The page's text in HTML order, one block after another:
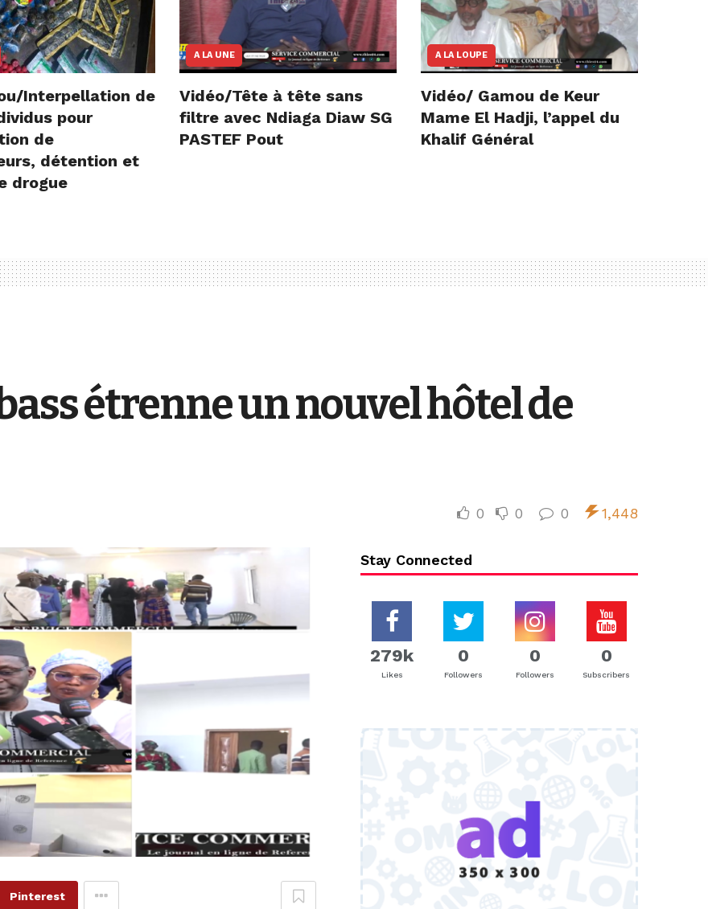
Interpellation de
pour
de
détention et
drogue
A LA UNE
Vidéo/Tête à tête sans
filtre avec Ndiaga Diaw SG
PASTEF Pout
A LA LOUPE
Vidéo/ Gamou de Keur
Mame El Hadji, l’appel du
Khalif Général
étrenne un nouvel hôtel de
0 0 0 1,448
Pinterest
Stay Connected
279k
Likes
0
Followers
0
Followers
0
Subscribers